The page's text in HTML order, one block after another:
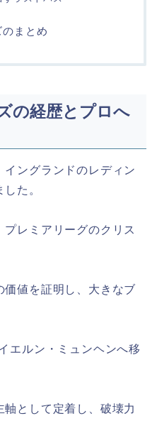
まとめ
の経歴とプロへ
イングランドのレディン
た。
レミアリーグのクリス
値を証明し、大きなブ
エルン・ミュンヘンへ移
として定着し、破壊力